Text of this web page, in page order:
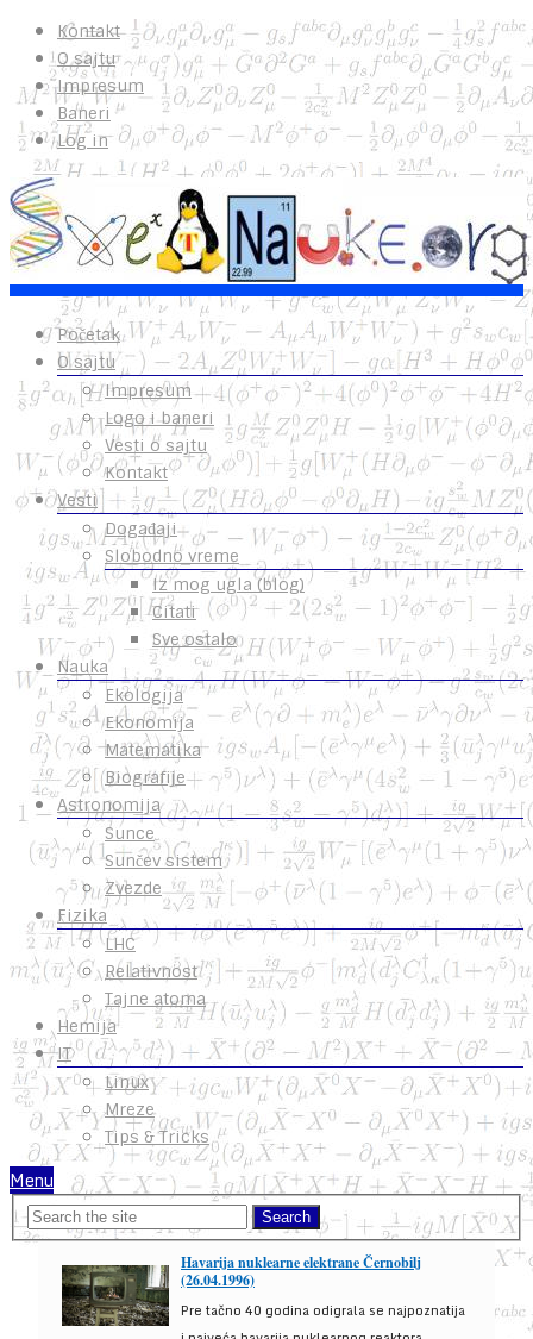
Kontakt
O sajtu
Impresum
Baneri
Log in
Početak
O sajtu
Impresum
Logo i baneri
Vesti o sajtu
Kontakt
Vesti
Događaji
Slobodno vreme
Iz mog ugla (blog)
Citati
Sve ostalo
Nauka
Ekologija
Ekonomija
Matematika
Biografije
Astronomija
Sunce
Sunčev sistem
Zvezde
Fizika
LHC
Relativnost
Tajne atoma
Hemija
IT
Linux
Mreze
Tips & Tricks
Menu
Havarija nuklearne elektrane Černobilj
(26.04.1996)
Pre tačno 40 godina odigrala se najpoznatija